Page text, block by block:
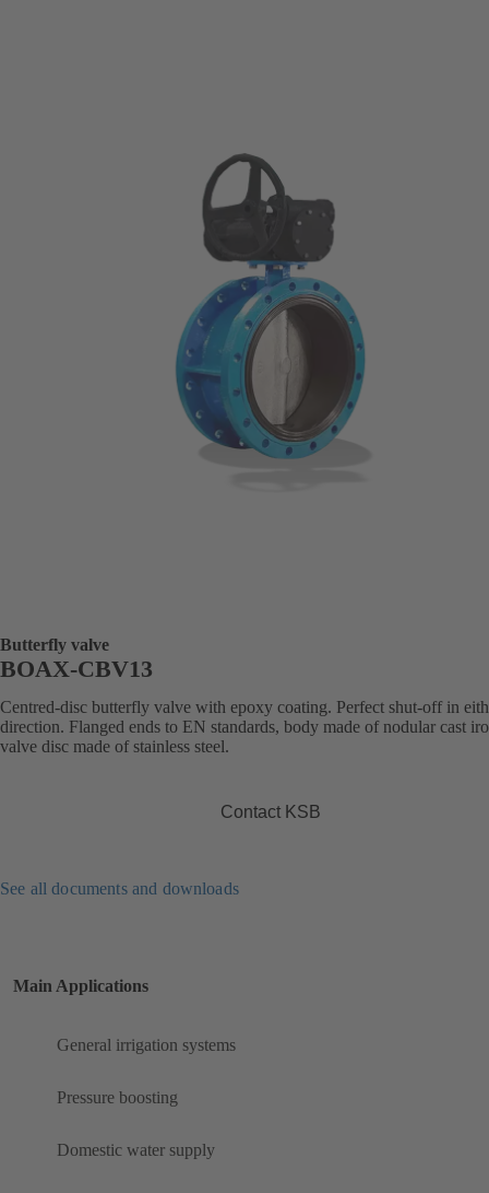
Butterfly valve
BOAX-CBV13
Centred-disc butterfly valve with epoxy coating. Perfect shut-off in
direction. Flanged ends to EN standards, body made of nodular cast
valve disc made of stainless steel.
Contact KSB
See all documents and downloads
Main Applications
General irrigation systems
Pressure boosting
Domestic water supply